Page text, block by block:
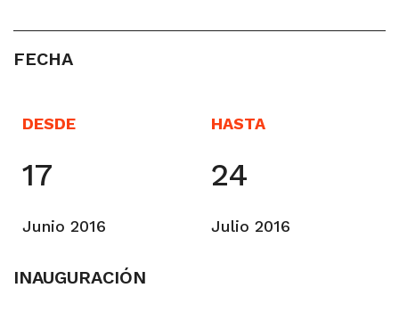
FECHA
DESDE
17
Junio 2016
HASTA
24
Julio 2016
INAUGURACIÓN